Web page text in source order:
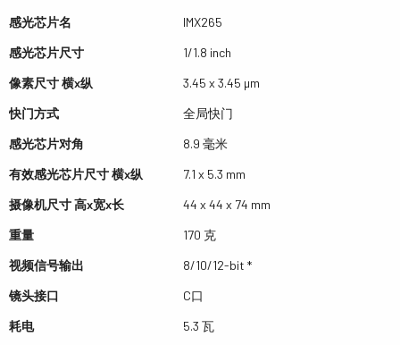
感光芯片名
IMX265
感光芯片尺寸
1/1.8 inch
像素尺寸 横x纵
3.45 x 3.45 µm
快门方式
全局快门
感光芯片对角
8.9 毫米
有效感光芯片尺寸 横x纵
7.1 x 5.3 mm
摄像机尺寸 高x宽x长
44 x 44 x 74 mm
重量
170 克
视频信号输出
8/10/12-bit *
镜头接口
C口
耗电
5.3 瓦